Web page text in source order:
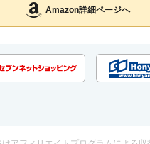
Amazon詳細ページへ